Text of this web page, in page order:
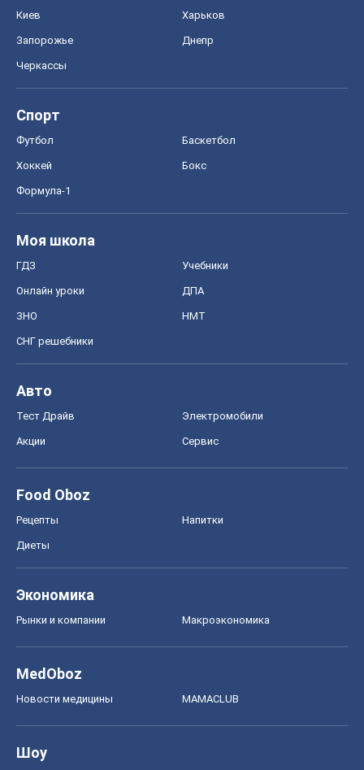
Киев Харьков
Запорожье Днепр
Черкассы
Спорт
Футбол Баскетбол
Хоккей Бокс
Формула-1
Моя школа
ГДЗ Учебники
Онлайн уроки ДПА
ЗНО НМТ
СНГ решебники
Авто
Тест Драйв Электромобили
Акции Сервис
Food Oboz
Рецепты Напитки
Диеты
Экономика
Рынки и компании Mакроэкономика
MedOboz
Новости медицины MAMACLUB
Шоу